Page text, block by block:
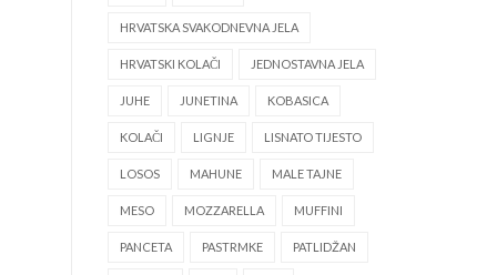
HRVATSKA SVAKODNEVNA JELA
HRVATSKI KOLAČI JEDNOSTAVNA JELA
JUHE JUNETINA KOBASICA
KOLAČI LIGNJE LISNATO TIJESTO
LOSOS MAHUNE MALE TAJNE
MESO MOZZARELLA MUFFINI
PANCETA PASTRMKE PATLIDŽAN